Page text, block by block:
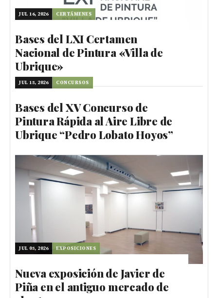
JUL 16, 2026 CERTÁMENES
Bases del LXI Certamen
Nacional de Pintura «Villa de
Ubrique»
JUL 15, 2026 CONCURSOS
Bases del XV Concurso de
Pintura Rápida al Aire Libre de
Ubrique “Pedro Lobato Hoyos”
JUL 05, 2026 EXPOSICIONES
Nueva exposición de Javier de
Piña en el antiguo mercado de